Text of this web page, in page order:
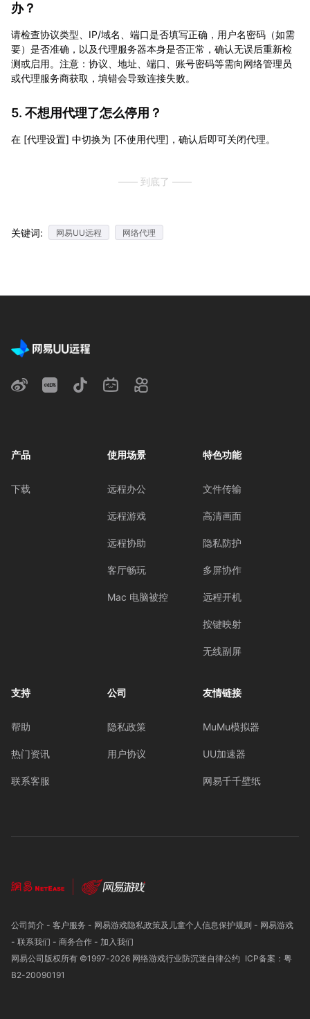
办？
请检查协议类型、IP/域名、端口是否填写正确，用户名密码（如需
要）是否准确，以及代理服务器本身是否正常，确认无误后重新检
测或启用。注意：协议、地址、端口、账号密码等需向网络管理员
或代理服务商获取，填错会导致连接失败。
5. 不想用代理了怎么停用？
在 [代理设置] 中切换为 [不使用代理]，确认后即可关闭代理。
—— 到底了 ——
关键词: 网易UU远程 网络代理
产品
下载
使用场景
远程办公
远程游戏
远程协助
客厅畅玩
Mac 电脑被控
特色功能
文件传输
高清画面
隐私防护
多屏协作
远程开机
按键映射
无线副屏
支持
帮助
热门资讯
联系客服
公司
隐私政策
用户协议
友情链接
MuMu模拟器
UU加速器
网易千千壁纸
公司简介 - 客户服务 - 网易游戏隐私政策及儿童个人信息保护规则 - 网易游戏
- 联系我们 - 商务合作 - 加入我们
网易公司版权所有 ©1997-2026 网络游戏行业防沉迷自律公约 ICP备案：粤
B2-20090191